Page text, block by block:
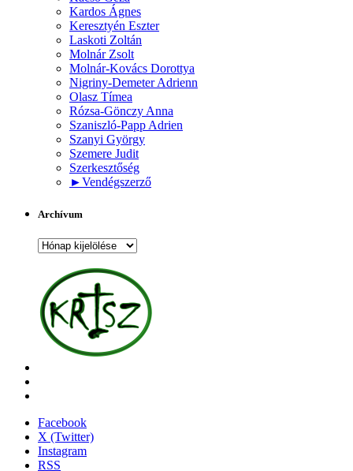
Kardos Ágnes
Keresztyén Eszter
Laskoti Zoltán
Molnár Zsolt
Molnár-Kovács Dorottya
Nigriny-Demeter Adrienn
Olasz Tímea
Rózsa-Gönczy Anna
Szaniszló-Papp Adrien
Szanyi György
Szemere Judit
Szerkesztőség
►Vendégszerző
Archívum
Archívum
Facebook
X (Twitter)
Instagram
RSS